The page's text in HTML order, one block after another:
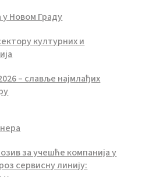
Новом Граду
културних и
– славље најмлађих
за учешће компанија у
сервисну линију: